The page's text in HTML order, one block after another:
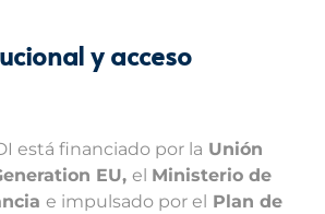
y acceso
está financiado por la Unión
EU, el Ministerio de
e impulsado por el Plan de